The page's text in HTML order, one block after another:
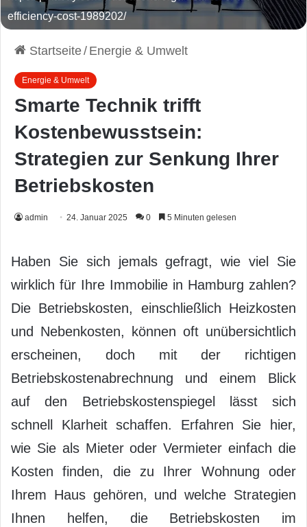
efficiency-cost-1989202/
Startseite/ Energie & Umwelt
Energie & Umwelt
Smarte Technik trifft
Kostenbewusstsein:
Strategien zur Senkung Ihrer
Betriebskosten
admin 24. Januar 2025 0 5 Minuten gelesen
Haben Sie sich jemals gefragt, wie viel Sie
wirklich für Ihre Immobilie in Hamburg zahlen?
Die Betriebskosten, einschließlich Heizkosten
und Nebenkosten, können oft unübersichtlich
erscheinen, doch mit der richtigen
Betriebskostenabrechnung und einem Blick
auf den Betriebskostenspiegel lässt sich
schnell Klarheit schaffen. Erfahren Sie hier,
wie Sie als Mieter oder Vermieter einfach die
Kosten finden, die zu Ihrer Wohnung oder
Ihrem Haus gehören, und welche Strategien
Ihnen helfen, die Betriebskosten im